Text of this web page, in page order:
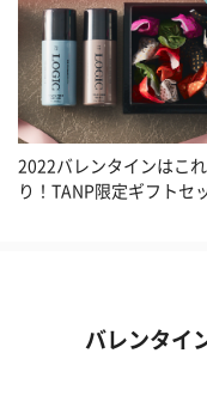
2022バレンタインはこ
り！TANP限定ギフトセ
バレンタイ